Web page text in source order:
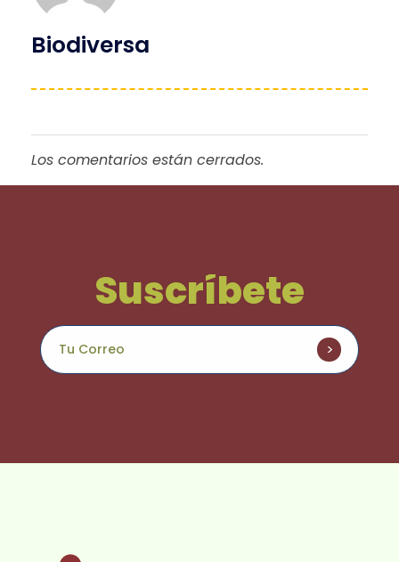
Biodiversa
Los comentarios están cerrados.
Suscríbete